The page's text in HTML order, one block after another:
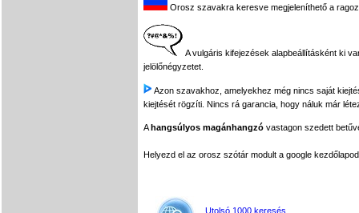
Orosz szavakra keresve megjeleníthető a
A vulgáris kifejezések alapbeállításként ki
jelölőnégyzetet.
Azon szavakhoz, amelyekhez még nincs saját
kiejtését rögzíti. Nincs rá garancia, hogy náluk már
Ahangsúlyos magánhangzó vastagon szedett
Helyezd el az orosz szótár modult a google
Utolsó 1000 keresés